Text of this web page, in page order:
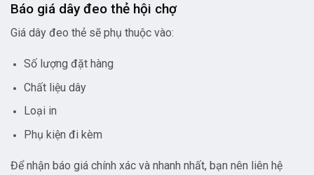
Báo giá dây đeo thẻ hội chợ
Giá dây đeo thẻ sẽ phụ thuộc vào:
Số lượng đặt hàng
Chất liệu dây
Loại in
Phụ kiện đi kèm
Để nhận báo giá chính xác và nhanh nhất, bạn nên liên hệ